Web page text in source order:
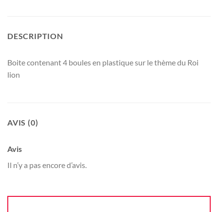
DESCRIPTION
Boite contenant 4 boules en plastique sur le thème du Roi
lion
AVIS (0)
Avis
Il n’y a pas encore d’avis.